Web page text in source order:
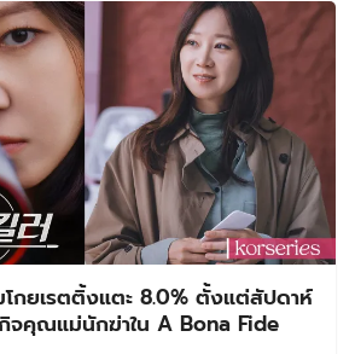
โกยเรตติ้งแตะ 8.0% ตั้งแต่สัปดาห์
จคุณแม่นักฆ่าใน A Bona Fide